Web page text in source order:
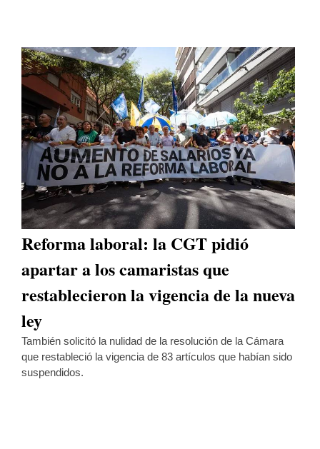
Reforma laboral: la CGT pidió
apartar a los camaristas que
restablecieron la vigencia de la nueva
ley
También solicitó la nulidad de la resolución de la Cámara
que restableció la vigencia de 83 artículos que habían sido
suspendidos.